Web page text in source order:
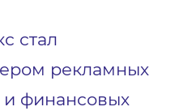
стал
рекламных
финансовых